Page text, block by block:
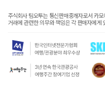
주식회사 팀오투는 통신판매중개자로서 카
거래에 관련한 의무와 책임은 각 판매자에게